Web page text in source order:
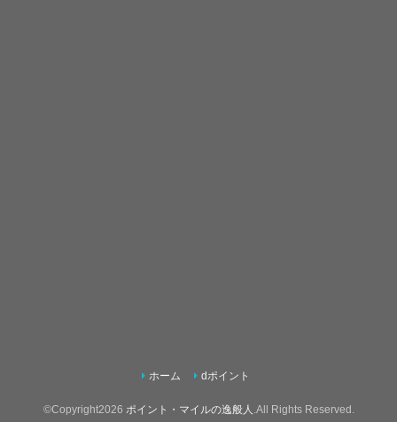
ホーム dポイント
©Copyright2026 ポイント・マイルの逸般人 .All Rights Reserved.